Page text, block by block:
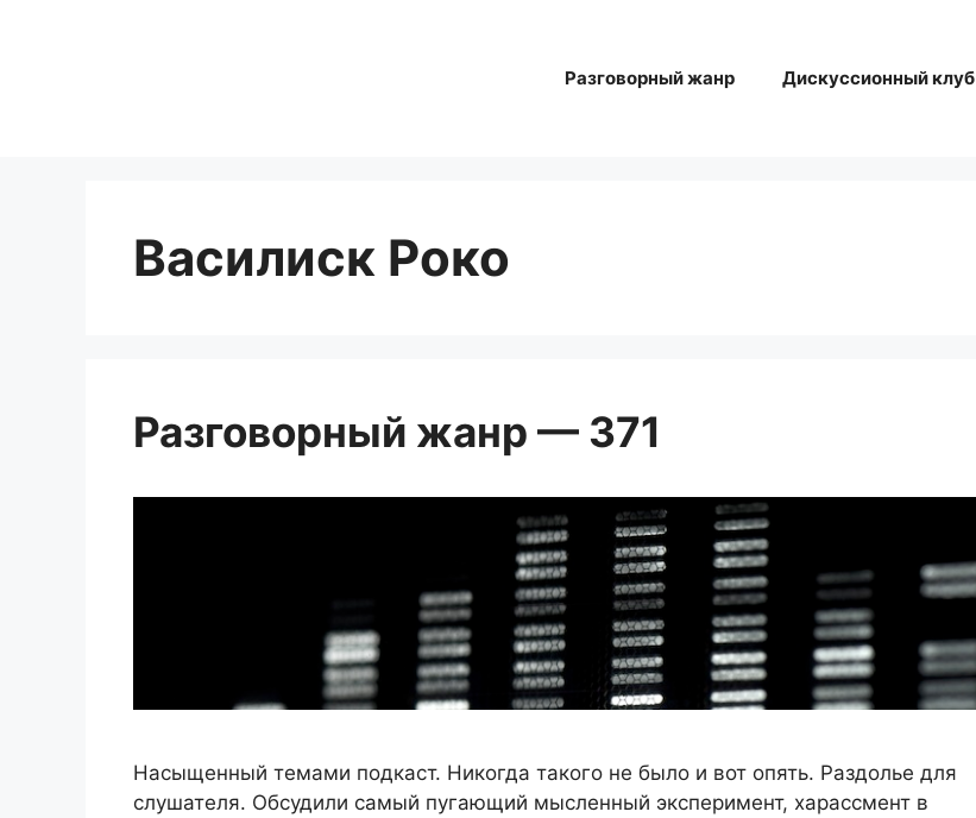
Разговорный жанр Дискуссионный клуб
Василиск Роко
Разговорный жанр — 371
Насыщенный темами подкаст. Никогда такого не было и вот опять. Раздолье для
слушателя. Обсудили самый пугающий мысленный эксперимент, харассмент в